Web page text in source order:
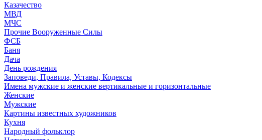
Казачество
МВД
МЧС
Прочие Вооруженные Силы
ФСБ
Баня
Дача
День рождения
Заповеди, Правила, Уставы, Кодексы
Имена мужские и женские вертикальные и горизонтальные
Женские
Мужские
Картины известных художников
Кухня
Народный фольклор